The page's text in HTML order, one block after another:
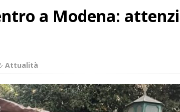
a Modena:
Attualità